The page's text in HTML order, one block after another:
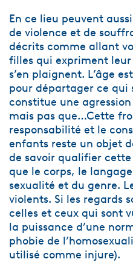
En ce lieu peuvent
de violence et de
décrits comme allant
filles qui expriment
s’en plaignent. L’âge
pour départager ce qui
constitue une
mais pas que…Cette
responsabilité et le
enfants reste un objet
de savoir qualifier
que le corps, le
sexualité et du genre.
violents. Si les regards
celles et ceux qui sont
la puissance d’une
phobie de
utilisé comme injure).